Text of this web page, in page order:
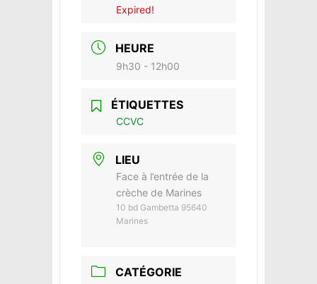
Expired!
HEURE
9h30 - 12h00
ÉTIQUETTES
CCVC
LIEU
Face à l’entrée de la
crèche de Marines
10 bd Gambetta 95640
Marines
CATÉGORIE